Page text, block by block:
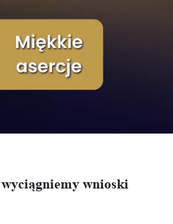
wnioski